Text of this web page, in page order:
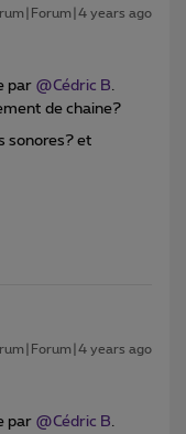
years ago
par @Cédric B.
de chaine?
sonores? et
years ago
par @Cédric B.